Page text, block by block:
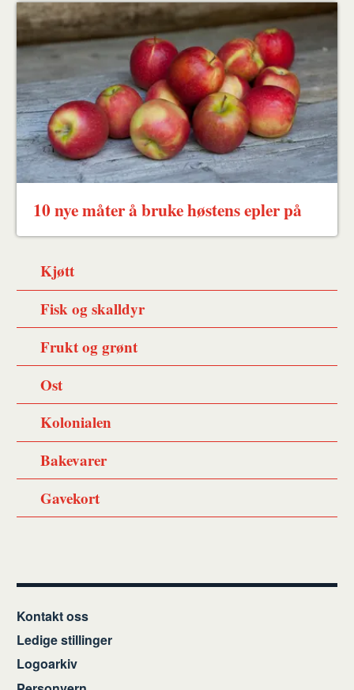
10 nye måter å bruke høstens epler på
Kjøtt
Fisk og skalldyr
Frukt og grønt
Ost
Kolonialen
Bakevarer
Gavekort
Kontakt oss
Ledige stillinger
Logoarkiv